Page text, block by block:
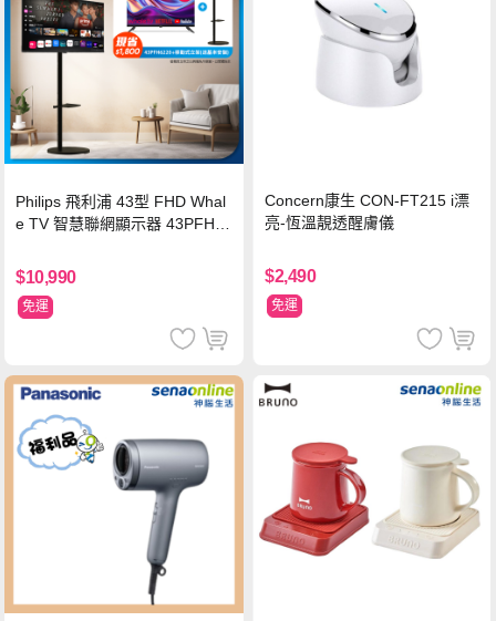
Philips 飛利浦 43型 FHD Whal
e TV 智慧聯網顯示器 43PFH6
$10,990
免運
Concern康生 CON-FT215 i漂
亮-恆溫靚透醒膚儀
$2,490
免運